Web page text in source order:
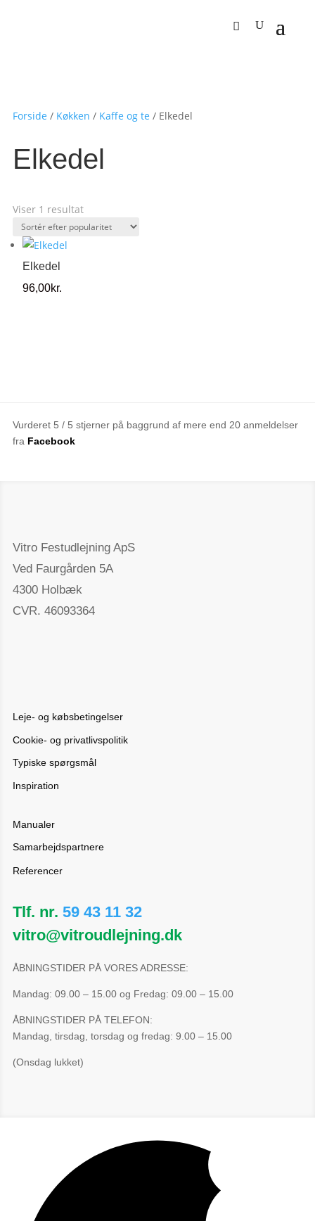
Forside / Køkken / Kaffe og te / Elkedel
Elkedel
Viser 1 resultat
Elkedel
96,00kr.
Vurderet 5 / 5 stjerner på baggrund af mere end 20 anmeldelser
fra Facebook
Vitro Festudlejning ApS
Ved Faurgården 5A
4300 Holbæk
CVR. 46093364
Leje- og købsbetingelser
Cookie- og privatlivspolitik
Typiske spørgsmål
Inspiration
Manualer
Samarbejdspartnere
Referencer
Tlf. nr.59 43 11 32
vitro@vitroudlejning.dk
ÅBNINGSTIDER PÅ VORES ADRESSE:
Mandag: 09.00 – 15.00 og Fredag: 09.00 – 15.00
ÅBNINGSTIDER PÅ TELEFON:
Mandag, tirsdag, torsdag og fredag: 9.00 – 15.00
(Onsdag lukket)